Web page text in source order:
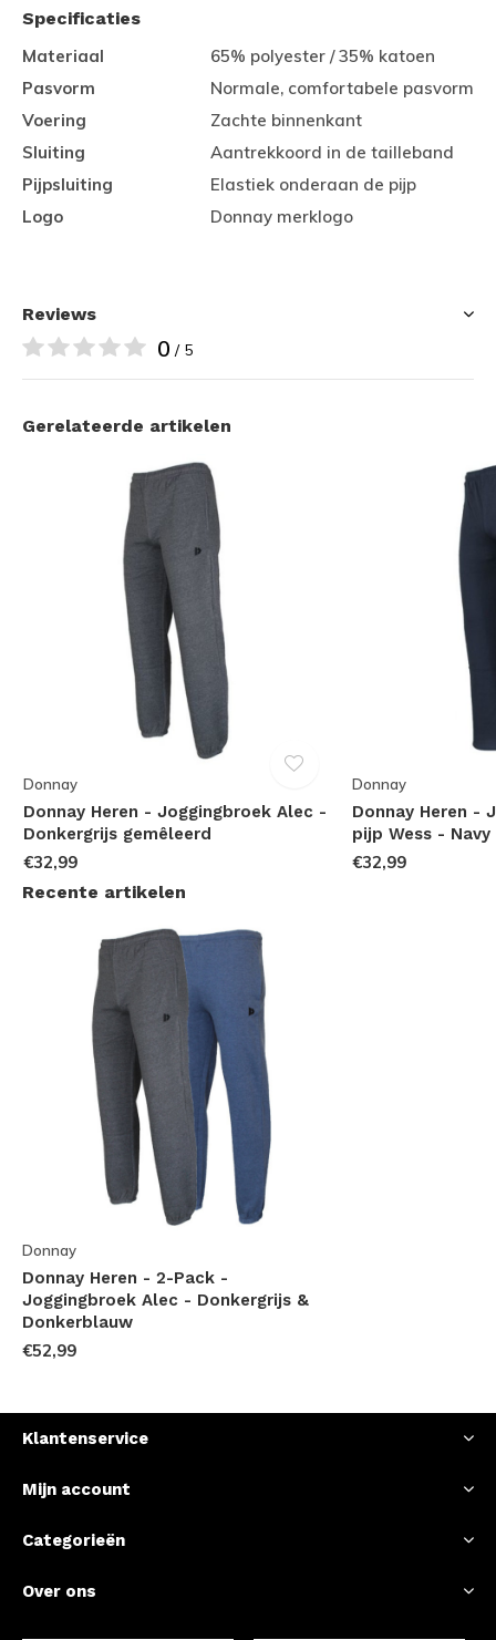
Specificaties
Materiaal
65% polyester / 35% katoen
Pasvorm
Normale, comfortabele pasvorm
Voering
Zachte binnenkant
Sluiting
Aantrekkoord in de tailleband
Pijpsluiting
Elastiek onderaan de pijp
Logo
Donnay merklogo
Reviews
0 / 5
Gerelateerde artikelen
Donnay
Donnay Heren - Joggingbroek Alec -
Donkergrijs gemêleerd
€32,99
Donnay
Donnay Heren -
pijp Wess - Navy
€32,99
Recente artikelen
Donnay
Donnay Heren - 2-Pack -
Joggingbroek Alec - Donkergrijs &
Donkerblauw
€52,99
Klantenservice
Mijn account
Categorieën
Over ons